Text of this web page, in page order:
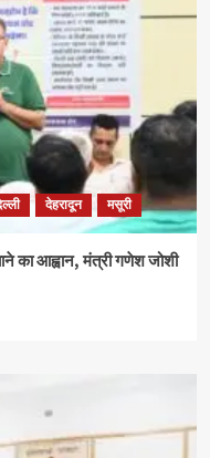
देहरादून मसूरी
का आह्वान, मंत्री गणेश जोशी